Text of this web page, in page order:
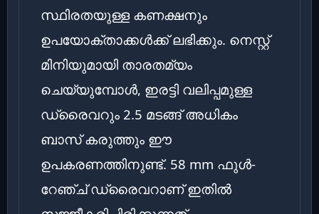
സ്ഥിരതയുള്ള കണക്ഷനും
ഉപയോക്താക്കൾക്ക് ലഭിക്കും. നെസ്റ്റ്
മിനിയുമായി താരതമ്യം
ചെയ്യുമ്പോൾ, ഇരട്ടി വലിപ്പമുള്ള
ഡ്രൈവറും 2.5 മടങ്ങ് അധികം
ബാസ് കരുത്തും ഈ
ഉപകരണത്തിനുണ്ട്. 58 mm ഫുൾ-
റേഞ്ച് ഡ്രൈവറാണ് ഇതിൽ